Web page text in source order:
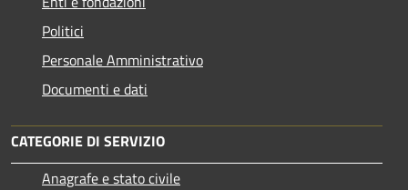
Politici
Personale Amministrativo
Documenti e dati
CATEGORIE DI SERVIZIO
Anagrafe e stato civile